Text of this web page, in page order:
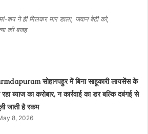
बाप ने ही मिलकर मार डाला, जवान बेटी को,
की बजह
सोहागपहुर में बिना साहूकारी लायसेंस के
ब्‍याज का करोबार, न कार्रवाई का डर बल्कि दबंगई से
जाती है रकम
8, 2026